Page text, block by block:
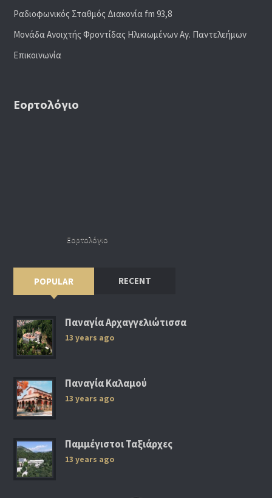
Ραδιoφωνικός Σταθμός Διακονία fm 93,8
Μονάδα Ανοιχτής Φροντίδας Ηλικιωμένων Αγ. Παντελεήμων
Επικοινωνία
Εορτολόγιο
Εορτολόγιο
POPULAR RECENT
Παναγία Αρχαγγελιώτισσα
13 years ago
Παναγία Καλαμού
13 years ago
Παμμέγιστοι Ταξιάρχες
13 years ago